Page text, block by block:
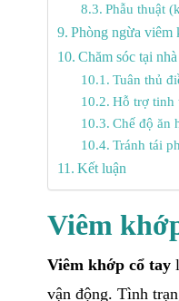
Phẫu thuật
Phòng ngừa viêm
Chăm sóc tại
Tuân thủ
Hỗ trợ tinh
Chế độ ăn
Tránh tái
Kết luận
Viêm
Viêm khớp cổ tay
vận động. Tình